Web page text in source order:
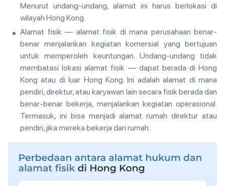
Menurut undang-undang, alamat ini harus berlokasi di
wilayah Hong Kong.
Alamat fisik — alamat fisik di mana perusahaan benar-
benar menjalankan kegiatan komersial yang bertujuan
untuk memperoleh keuntungan. Undang-undang tidak
membatasi lokasi alamat fisik — dapat berada di Hong
Kong atau di luar Hong Kong. Ini adalah alamat di mana
pendiri, direktur, atau karyawan lain secara fisik berada dan
benar-benar bekerja, menjalankan kegiatan operasional.
Termasuk, ini bisa menjadi alamat rumah direktur atau
pendiri, jika mereka bekerja dari rumah.